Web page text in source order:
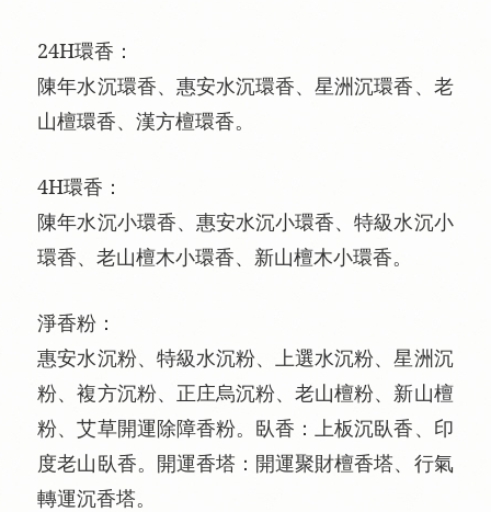
24H環香：
陳年水沉環香、惠安水沉環香、星洲沉環香、老
山檀環香、漢方檀環香。
4H環香：
陳年水沉小環香、惠安水沉小環香、特級水沉小
環香、老山檀木小環香、新山檀木小環香。
淨香粉：
惠安水沉粉、特級水沉粉、上選水沉粉、星洲沉
粉、複方沉粉、正庄烏沉粉、老山檀粉、新山檀
粉、艾草開運除障香粉。臥香：上板沉臥香、印
度老山臥香。開運香塔：開運聚財檀香塔、行氣
轉運沉香塔。